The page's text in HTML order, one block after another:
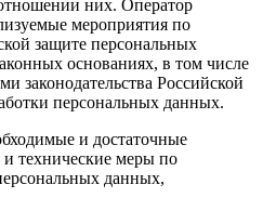
них. Оператор
мероприятия по
защите персональных
основаниях, в том числе
законодательства Российской
персональных данных.
и достаточные
технические меры по
данных,